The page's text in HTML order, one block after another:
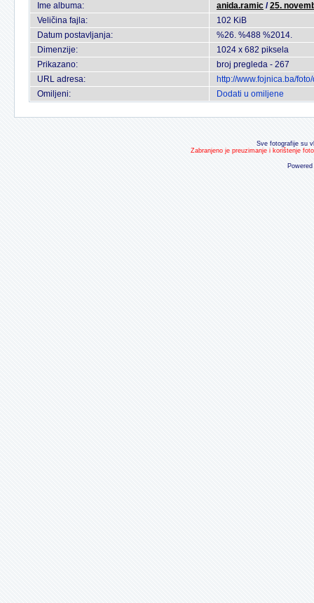
Ime albuma:
anida.ramic /25.
Veličina fajla:
102 KiB
Datum postavljanja:
%26. %488 %2014.
Dimenzije:
1024 x 682 piksela
Prikazano:
broj pregleda - 267
URL adresa:
http://www.fojnica.ba/
Omiljeni:
Dodati u omiljene
Sve fotografije su
Zabranjeno je preuzimanje i korištenje